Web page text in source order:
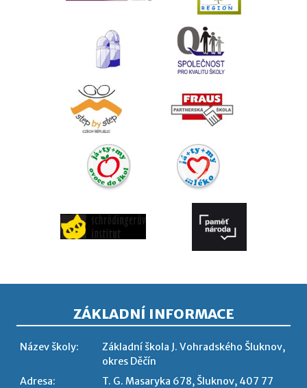
ZÁKLADNÍ INFORMACE
Název školy:
Základní škola J. Vohradského Šluknov,
okres Děčín
Adresa:
T. G. Masaryka 678, Šluknov, 407 77